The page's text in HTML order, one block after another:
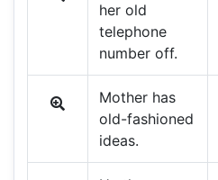
her old
telephone
number off.
Mother has
old-fashioned
ideas.